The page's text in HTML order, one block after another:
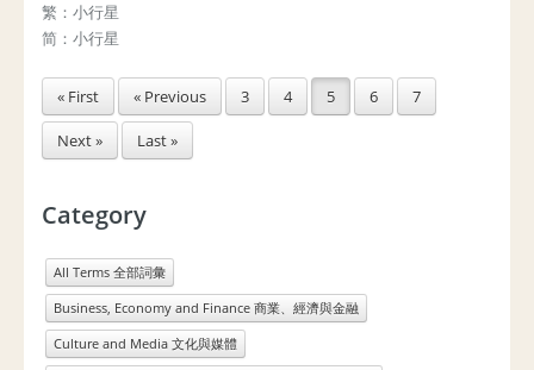
繁：小行星
简：小行星
« First « Previous 3 4 5 6 7
Next » Last »
Category
All Terms 全部詞彙
Business, Economy and Finance 商業、經濟與金融
Culture and Media 文化與媒體